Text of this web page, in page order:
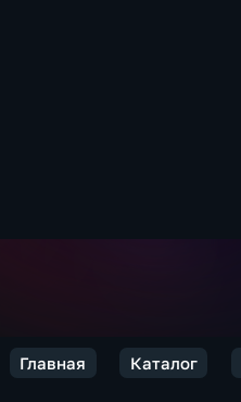
Главная Каталог